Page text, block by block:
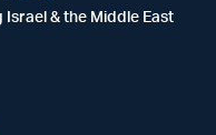
& the Middle East